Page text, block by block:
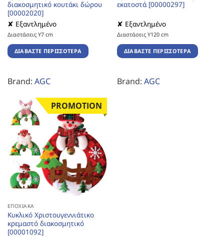
διακοσμητικό κουτάκι δώρου
[00002020]
✘ Εξαντλημένο
Διαστάσεις Υ7 cm
ΔΙΑΒΆΣΤΕ ΠΕΡΙΣΣΌΤΕΡΑ
Brand: AGC
εκατοστά [00000297]
✘ Εξαντλημένο
Διαστάσεις Υ120 cm
ΔΙΑΒΆΣΤΕ ΠΕΡΙΣΣΌΤΕΡΑ
Brand: AGC
PROMOTION
ΕΠΟΧΙΑΚΆ
Κυκλικό Χριστουγεννιάτικο
κρεμαστό διακοσμητικό
[00001092]